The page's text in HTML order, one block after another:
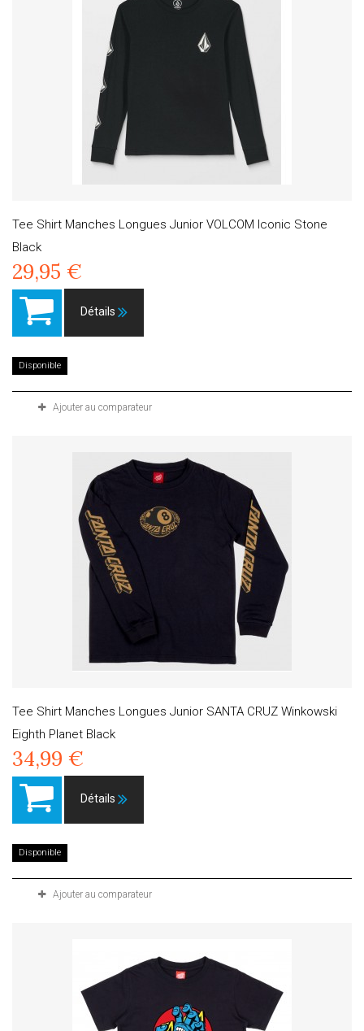
Tee Shirt Manches Longues Junior VOLCOM Iconic Stone
Black
29,95 €
Détails
Disponible
Ajouter au comparateur
Tee Shirt Manches Longues Junior SANTA CRUZ Winkowski
Eighth Planet Black
34,99 €
Détails
Disponible
Ajouter au comparateur